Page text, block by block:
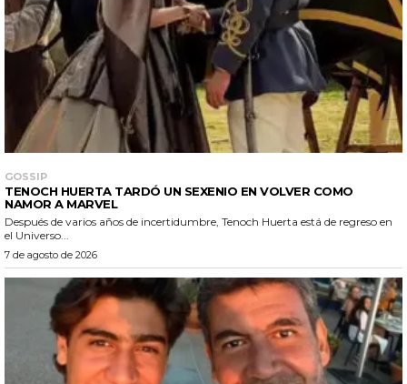
GOSSIP
TENOCH HUERTA TARDÓ UN SEXENIO EN VOLVER COMO
NAMOR A MARVEL
Después de varios años de incertidumbre, Tenoch Huerta está de regreso en
el Universo...
7 de agosto de 2026